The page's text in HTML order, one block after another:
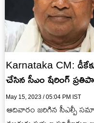
Karnataka CM:
చేసిన సీఎం షేరింగ్‭
May 15, 2023 / 05:04 PM IST
ఆదివారం జరిగిన సీఎల్పీ